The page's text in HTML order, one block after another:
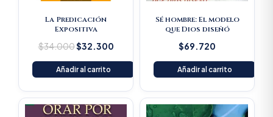
La Predicación
Expositiva
$34.000$32.300
Añadir al carrito
Sé hombre: El modelo
que Dios diseñó
$69.720
Añadir al carrito
Original
price
Current
price